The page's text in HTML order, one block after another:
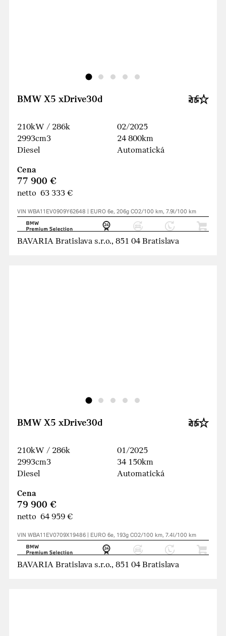
BMW X5 xDrive30d
210kW / 286k
2993cm3
Diesel
02/2025
24 800km
Automatická
Cena
77 900 €
netto 63 333 €
VIN WBA11EV0909Y62648 | EURO 6e, 206g CO2/100 km, 7.9l/100 km
BAVARIA Bratislava s.r.o., 851 04 Bratislava
BMW X5 xDrive30d
210kW / 286k
2993cm3
Diesel
01/2025
34 150km
Automatická
Cena
79 900 €
netto 64 959 €
VIN WBA11EV0709X19486 | EURO 6e, 193g CO2/100 km, 7.4l/100 km
BAVARIA Bratislava s.r.o., 851 04 Bratislava